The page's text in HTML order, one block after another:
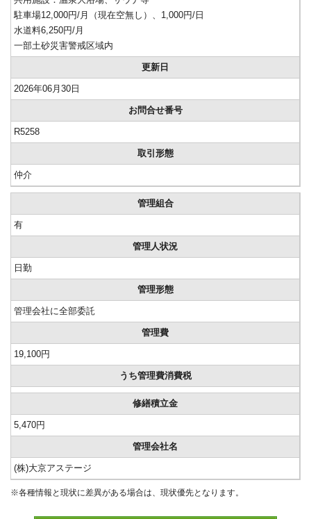
駐車場12,000円/月（現在空無し）、1,000円/日
水道料6,250円/月
一部土砂災害警戒区域内
更新日
2026年06月30日
お問合せ番号
R5258
取引形態
仲介
管理組合
有
管理人状況
日勤
管理形態
管理会社に全部委託
管理費
19,100円
うち管理費消費税
修繕積立金
5,470円
管理会社名
(株)大京アステージ
※各種情報と現状に差異がある場合は、現状優先となります。